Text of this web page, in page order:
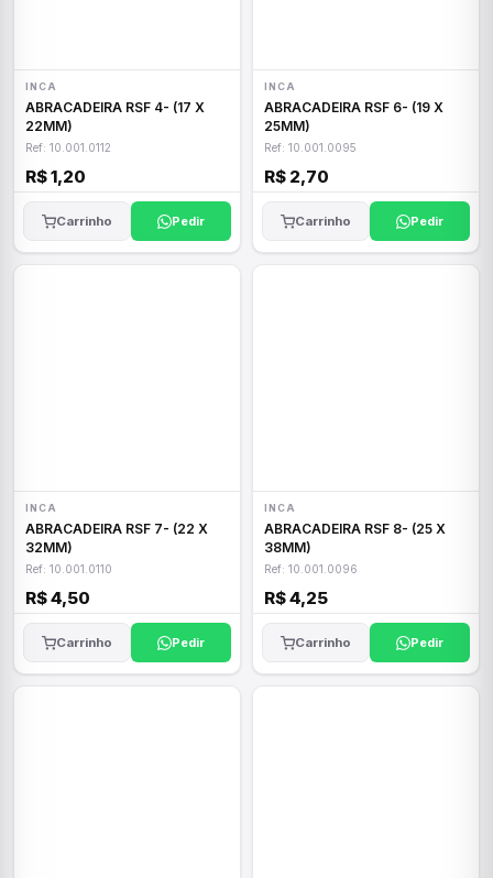
INCA
ABRACADEIRA RSF 4- (17 X
22MM)
Ref: 10.001.0112
R$ 1,20
Carrinho Pedir
INCA
ABRACADEIRA RSF 6- (19 X
25MM)
Ref: 10.001.0095
R$ 2,70
Carrinho Pedir
INCA
ABRACADEIRA RSF 7- (22 X
32MM)
Ref: 10.001.0110
R$ 4,50
Carrinho Pedir
INCA
ABRACADEIRA RSF 8- (25 X
38MM)
Ref: 10.001.0096
R$ 4,25
Carrinho Pedir